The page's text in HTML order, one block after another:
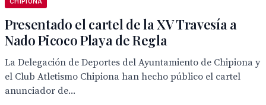
Presentado el cartel de la XV Travesía a
Nado Picoco Playa de Regla
La Delegación de Deportes del Ayuntamiento de Chipiona y
el Club Atletismo Chipiona han hecho público el cartel
anunciador de...